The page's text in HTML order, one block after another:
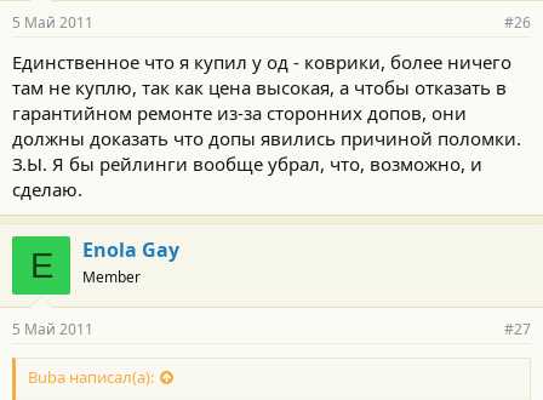
5 Май 2011 #26
Единственное что я купил у од - коврики, более ничего
там не куплю, так как цена высокая, а чтобы отказать в
гарантийном ремонте из-за сторонних допов, они
должны доказать что допы явились причиной поломки.
З.Ы. Я бы рейлинги вообще убрал, что, возможно, и
сделаю.
E Enola Gay
Member
5 Май 2011 #27
Buba написал(а):